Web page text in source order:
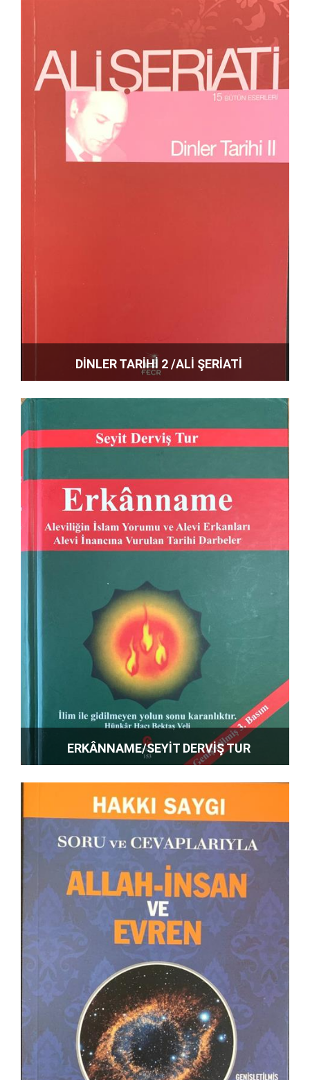
DİNLER TARİHİ 2 /ALİ ŞERİATİ
ERKÂNNAME/SEYİT DERVİŞ TUR